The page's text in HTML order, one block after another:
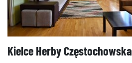
Kielce Herby Częstochowska